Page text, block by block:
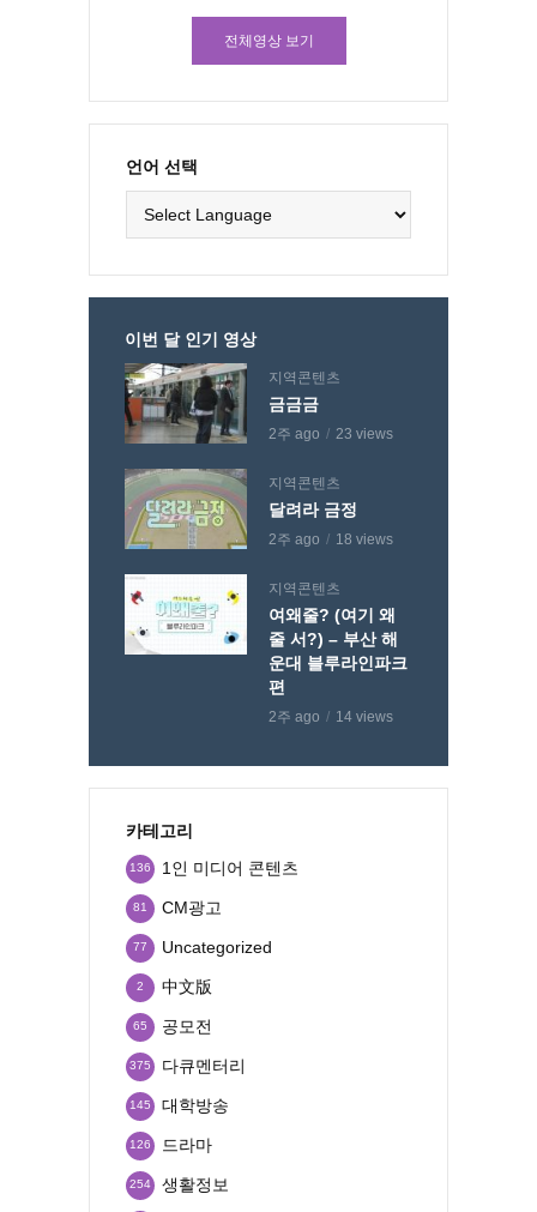
전체영상 보기
언어 선택
이번 달 인기 영상
지역콘텐츠
금금금
2주 ago 23 views
지역콘텐츠
달려라 금정
2주 ago 18 views
지역콘텐츠
여왜줄? (여기 왜
줄 서?) – 부산 해
운대 블루라인파크
편
2주 ago 14 views
카테고리
1인 미디어 콘텐츠
136
CM광고
81
Uncategorized
77
中文版
2
공모전
65
다큐멘터리
375
대학방송
145
드라마
126
생활정보
254